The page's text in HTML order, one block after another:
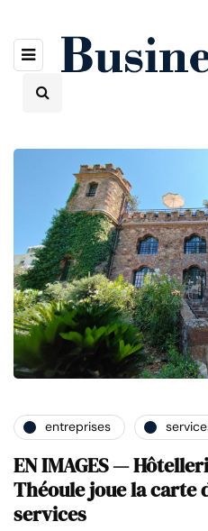
entreprises
EN IMAGES —
Théoule joue la carte
services